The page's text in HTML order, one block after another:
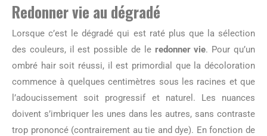
Redonner vie au dégradé
Lorsque c’est le dégradé qui est raté plus que la sélection
des couleurs, il est possible de le redonner vie. Pour qu’un
ombré hair soit réussi, il est primordial que la décoloration
commence à quelques centimètres sous les racines et que
l’adoucissement soit progressif et naturel. Les nuances
doivent s’imbriquer les unes dans les autres, sans contraste
trop prononcé (contrairement au tie and dye). En fonction de